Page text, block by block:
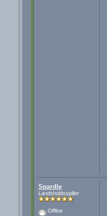
Spardle
Landsholdsspiller
Offline